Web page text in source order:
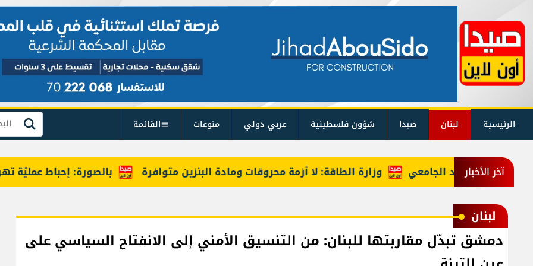
الرئيسية لبنان صيدا شؤون فلسطينية عربي دولي منوعات القائمة بحث
آخر الأخبار بالصورة: إحباط عمليّة تهريب وزارة الطاقة: لا أزمة محروقات ومادة البنزين متوافرة
لبنان
دمشق تبدّل مقاربتها للبنان: من التنسيق الأمني إلى الانفتاح السياسي على